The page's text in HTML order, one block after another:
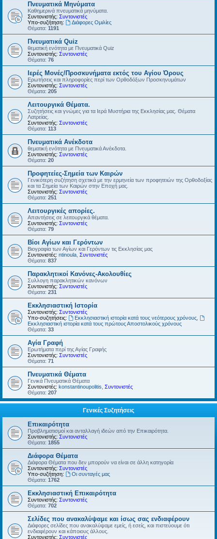
Πνευματικά Μηνύματα
Καθημερινά πνευματικά μηνύματα.
Συντονιστής: Συντονιστές
Υπο-συζήτηση:
Διάφορες Ομιλίες
Θέματα: 1191
Πνευματικά Quiz
θεματική ενότητα με Πνευματικά Quiz
Συντονιστής: Συντονιστές
Θέματα: 76
Ιερές Μονές/Προσκυνήματα εκτός του Αγίου Όρους
Ερωτήσεις και πληροφορίες περί των Ορθοδόξων Προσκηνυμάτων
Συντονιστής: Συντονιστές
Θέματα: 205
Λειτουργικά Θέματα.
Συζητήσεις και γνώμες για τα Ιερά Μυστήρια της Εκκλησίας μας. Θέματα
Λατρείας.
Συντονιστής: Συντονιστές
Θέματα: 113
Πνευματικά Ανέκδοτα
θεματική ενότητα με Πνευματικά Ανέκδοτα.
Συντονιστής: Συντονιστές
Θέματα: 20
Προφητείες-Σημεία των Καιρών
Γενικότερη συζήτηση σχετικά με την ερμηνεία των προφητειών της Ορθοδοξίας
και τα Σημεία των Καιρών στην Εποχή μας.
Συντονιστής: Συντονιστές
Θέματα: 251
Λειτουργικές απορίες.
Απαντήσεις σε λειτουργικά θέματα.
Συντονιστής: Συντονιστές
Θέματα: 79
Βίοι Αγίων και Γερόντων
Βιογραφία των Αγίων και Γερόντων τις Εκκλησίας μας
Συντονιστές: ntinoula Συντονιστές
Θέματα: 837
Παρακλητικοί Κανόνες-Ακολουθίες
Συλλογη παρακλητικών κανόνων
Συντονιστής: Συντονιστές
Θέματα: 231
Εκκλησιαστική Ιστορία
Συντονιστής: Συντονιστές
Υπο-συζητήσεις:
Εκκλησιαστική ιστορία κατά τους νεότερους χρόνους,
Εκκλησιαστική ιστορία κατά τους πρώτους Αποστολικούς χρόνους
Θέματα: 33
Αγία Γραφή
Ερωτήματα περί της Αγίας Γραφής
Συντονιστής: Συντονιστές
Θέματα: 71
Πνευματικά Θέματα
Γενικά Πνευματικά Θέματα
Συντονιστές: konstantinoupolitis Συντονιστές
Θέματα: 207
Γενικές Συζητήσεις
Επικαιρότητα
Προβληματισμοί και ανταλλαγή ιδεών από την Επικαιρότητα.
Συντονιστής: Συντονιστές
Θέματα: 1855
Διάφορα Θέματα
Διάφορα Θέματα που δεν μπορούν να είναι σε άλλη κατηγορία
Συντονιστής: Συντονιστές
Υπο-συζήτηση:
Οι συνταγές μας
Θέματα: 1762
Εκκλησιαστική Επικαιρότητα
Συντονιστής: Συντονιστές
Θέματα: 702
Σελίδες που ανακαλύψαμε και ίσως σας ενδιαφέρουν
Διάφορες σελίδες που ανακαλύψαμε εμείς, ή εσείς, και πιστεύουμε ότι
ενδιαφέρουν και κάποιους άλλους.
Συντονιστής: Συντονιστές